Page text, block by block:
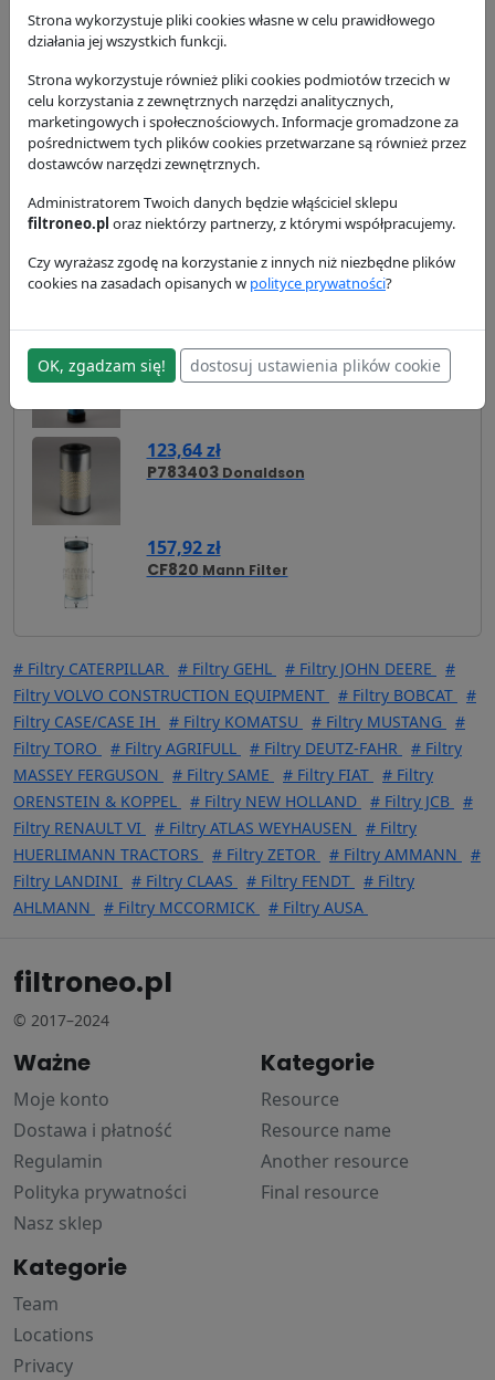
52,55 zł
E571LSHengst
67,90 zł
CF850/2Mann Filter
97,18 zł
100,60 zł
P829332Donaldson
123,64 zł
P783403 Donaldson
157,92 zł
CF820 Mann Filter
# Filtry CATERPILLAR # Filtry GEHL # Filtry JOHN DEERE
#
Filtry VOLVO CONSTRUCTION EQUIPMENT
# Filtry BOBCAT
#
Filtry CASE/CASE IH
# Filtry KOMATSU # Filtry MUSTANG
#
Filtry TORO
# Filtry AGRIFULL # Filtry DEUTZ-FAHR
# Filtry
MASSEY FERGUSON
# Filtry SAME # Filtry FIAT
# Filtry
ORENSTEIN & KOPPEL
# Filtry NEW HOLLAND # Filtry JCB
#
Filtry RENAULT VI
# Filtry ATLAS WEYHAUSEN
# Filtry
HUERLIMANN TRACTORS
# Filtry ZETOR # Filtry AMMANN
#
Filtry LANDINI
# Filtry CLAAS # Filtry FENDT
# Filtry
AHLMANN
# Filtry MCCORMICK # Filtry AUSA
filtroneo.pl
© 2017–2024
Ważne
Moje konto
Dostawa i płatność
Regulamin
Polityka prywatności
Nasz sklep
Kategorie
Resource
Resource name
Another resource
Final resource
Kategorie
Team
Locations
Privacy
Strona wykorzystuje pliki cookies własne w celu prawidłowego
działania jej wszystkich funkcji.
Strona wykorzystuje również pliki cookies podmiotów trzecich w
celu korzystania z zewnętrznych narzędzi analitycznych,
marketingowych i społecznościowych. Informacje gromadzone za
pośrednictwem tych plików cookies przetwarzane są również przez
dostawców narzędzi zewnętrznych.
Administratorem Twoich danych będzie włąściciel sklepu
filtroneo.pl oraz niektórzy partnerzy, z którymi współpracujemy.
Czy wyrażasz zgodę na korzystanie z innych niż niezbędne plików
cookies na zasadach opisanych w polityce prywatności?
OK, zgadzam się! dostosuj ustawienia plików cookie